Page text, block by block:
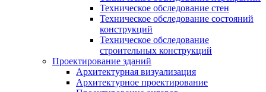
Техническое обследование стен
Техническое обследование состояний
конструкций
Техническое обследование
строительных конструкций
Проектирование зданий
Архитектурная визуализация
Архитектурное проектирование